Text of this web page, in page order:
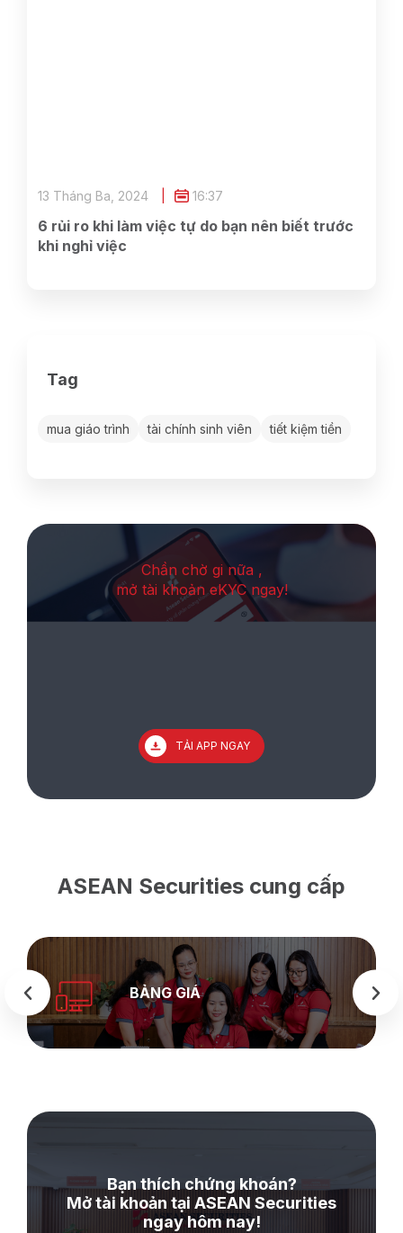
6 rủi ro khi làm việc tự do bạn nên biết trước
khi nghỉ việc
13 Tháng Ba, 2024 16:37
Tag
mua giáo trình tài chính sinh viên tiết kiệm tiền
Chần chờ gi nữa ,
mở tài khoản eKYC ngay!
TẢI APP NGAY
ASEAN Securities cung cấp
BẢNG GIÁ
Bạn thích chứng khoán?
Mở tài khoản tại ASEAN Securities
ngay hôm nay!